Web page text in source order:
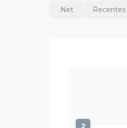
Recentes
.Net
2